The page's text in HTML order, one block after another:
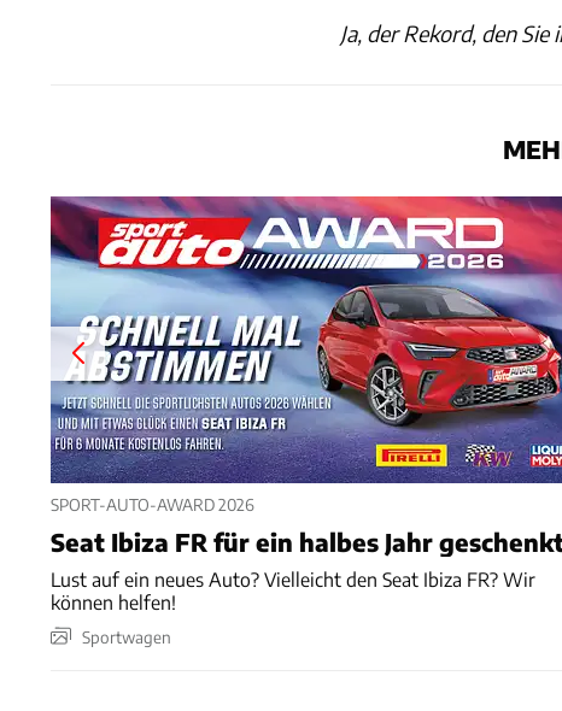
Ja, der Rekord, den
SPORT-AUTO-AWARD 2026
Seat Ibiza FR für ein halbes Jahr
Lust auf ein neues Auto? Vielleicht den Seat Ibiza FR? Wir
können helfen!
Sportwagen